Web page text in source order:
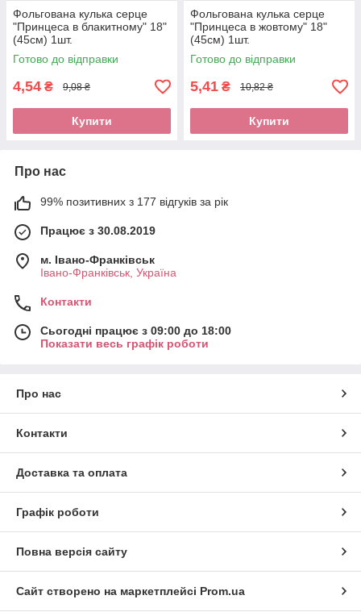
Фольгована кулька серце
"Принцеса в блакитному" 18"
(45см) 1шт.
Готово до відправки
4,54 ₴ 9,08 ₴
Купити
Фольгована кулька серце
"Принцеса в жовтому" 18"
(45см) 1шт.
Готово до відправки
5,41 ₴ 10,82 ₴
Купити
Про нас
99% позитивних з 177 відгуків за рік
Працює з 30.08.2019
м. Івано-Франківськ
Івано-Франківськ, Україна
Контакти
Сьогодні працює з 09:00 до 18:00
Показати весь графік роботи
Про нас
Контакти
Доставка та оплата
Графік роботи
Повна версія сайту
Сайт створено на маркетплейсі Prom.ua